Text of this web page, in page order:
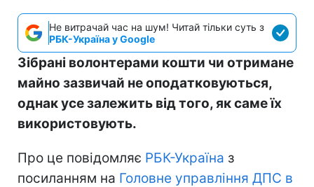
Не витрачай час на шум! Читай тільки суть з
РБК-Україна у Google
Зібрані волонтерами кошти чи отримане
майно зазвичай не оподатковуються,
однак усе залежить від того, як саме їх
використовують.
Про це повідомляє РБК-Україна з
посиланням на Головне управління ДПС в